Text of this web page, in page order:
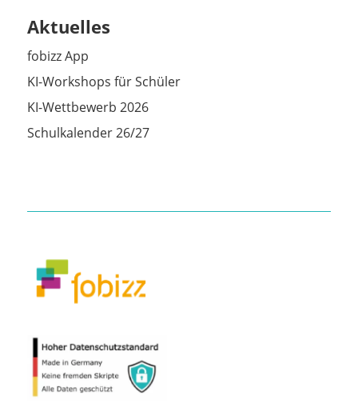
Aktuelles
fobizz App
KI-Workshops für Schüler
KI-Wettbewerb 2026
Schulkalender 26/27